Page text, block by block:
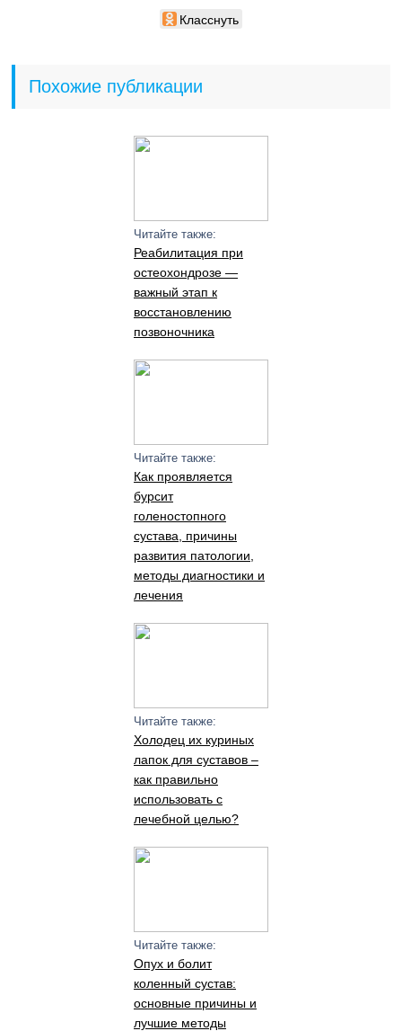
Класснуть
Похожие публикации
Читайте также:
Реабилитация при
остеохондрозе —
важный этап к
восстановлению
позвоночника
Читайте также:
Как проявляется
бурсит
голеностопного
сустава, причины
развития патологии,
методы диагностики и
лечения
Читайте также:
Холодец их куриных
лапок для суставов –
как правильно
использовать с
лечебной целью?
Читайте также:
Опух и болит
коленный сустав:
основные причины и
лучшие методы